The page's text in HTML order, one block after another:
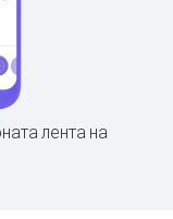
лента на